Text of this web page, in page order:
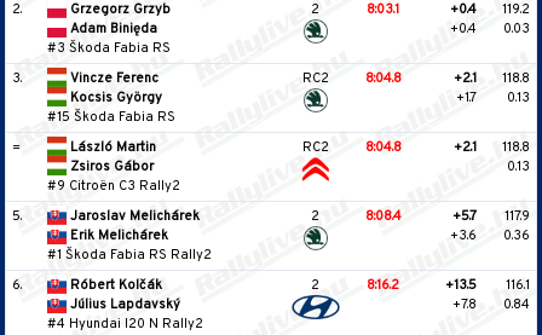
2.
Grzegorz Grzyb
Adam Binięda
#3 Škoda Fabia RS
2 8:03.1
+0.4
+0.4
119.2
0.03
3.
Vincze Ferenc
Kocsis György
#15 Škoda Fabia RS
RC2 8:04.8
+2.1
+1.7
118.8
0.13
=
László Martin
Zsiros Gábor
#9 Citroën C3 Rally2
RC2 8:04.8 +2.1
118.8
0.13
5.
Jaroslav Melichárek
Erik Melichárek
#1 Škoda Fabia RS Rally2
2 8:08.4
+5.7
+3.6
117.9
0.36
6.
Róbert Kolčák
Július Lapdavský
#4 Hyundai I20 N Rally2
2 8:16.2
+13.5
+7.8
116.1
0.84